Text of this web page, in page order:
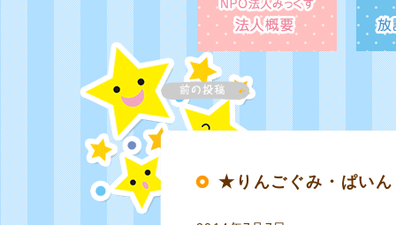
★りんごぐみ・ぱい